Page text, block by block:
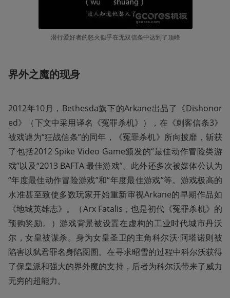
潜行爱好者的怒火似乎在无双信条中达到了顶峰
界外之魔的现身
2012年10月，Bethesda旗下的Arkane出品了《Dishonor
ed》（下文中采用译名《冤罪杀机》），在《刺客信条3》
被戏谑为“狂战信条”的同年，《冤罪杀机》所向披靡，斩获
了包括2012 Spike Video Game颁发的“最佳动作冒险类游
戏”以及“2013 BAFTA 最佳游戏”。此外还多次被媒体公认为
“年度最佳动作冒险游戏”和“年度最佳游戏”等。游戏极高的
水准甚至致使多数玩家开始重新审视Arkane的早期作品如
《地城英雄志》。（Arx Fatalis，也是初代《冤罪杀机》的
预购奖励。）游戏背景被设置在虚构的工业时代城市丹沃
尔，女皇被谋杀。身为女皇圣卫的主角科尔沃·阿塔诺则被
陷害以弑君罪名身陷囹圄。在寻求昭雪的过程中科尔沃获得
了保皇派和强大的界外魔的支持，后者为科尔沃带来了威力
无穷的超能力。